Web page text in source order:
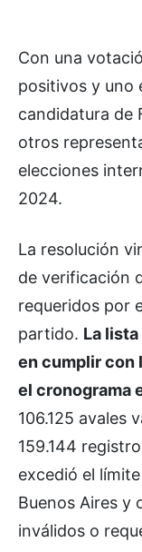
Con una
positivos y uno
candidatura de
otros
elecciones
2024.
La resolución
de verificación
requeridos por
partido. La
en cumplir con
el cronograma
106.125 avales
159.144
excedió el
Buenos Aires y
inválidos o